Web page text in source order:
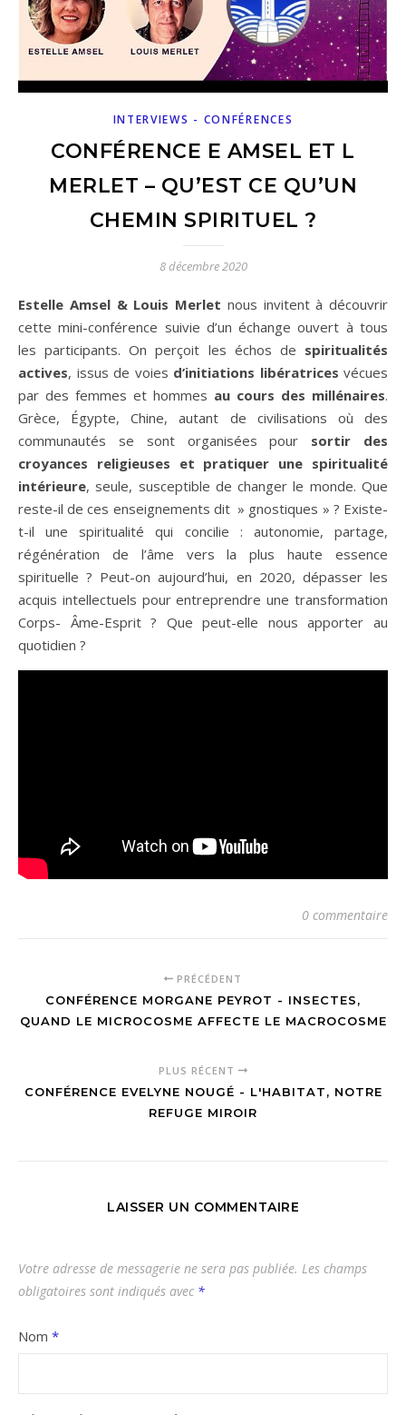
INTERVIEWS - CONFÉRENCES
CONFÉRENCE E AMSEL ET L
MERLET – QU’EST CE QU’UN
CHEMIN SPIRITUEL ?
8 décembre 2020
Estelle Amsel & Louis Merlet nous invitent à découvrir
cette mini-conférence suivie d’un échange ouvert à tous
les participants. On perçoit les échos de spiritualités
actives, issus de voies d’initiations libératrices vécues
par des femmes et hommes au cours des millénaires.
Grèce, Égypte, Chine, autant de civilisations où des
communautés se sont organisées pour sortir des
croyances religieuses et pratiquer une spiritualité
intérieure, seule, susceptible de changer le monde. Que
reste-il de ces enseignements dit » gnostiques » ? Existe-
t-il une spiritualité qui concilie : autonomie, partage,
régénération de l’âme vers la plus haute essence
spirituelle ? Peut-on aujourd’hui, en 2020, dépasser les
acquis intellectuels pour entreprendre une transformation
Corps- Âme-Esprit ? Que peut-elle nous apporter au
quotidien ?
0 commentaire
PRÉCÉDENT
CONFÉRENCE MORGANE PEYROT - INSECTES,
QUAND LE MICROCOSME AFFECTE LE MACROCOSME
PLUS RÉCENT
CONFÉRENCE EVELYNE NOUGÉ - L'HABITAT, NOTRE
REFUGE MIROIR
LAISSER UN COMMENTAIRE
Votre adresse de messagerie ne sera pas publiée. Les champs
obligatoires sont indiqués avec *
Nom *